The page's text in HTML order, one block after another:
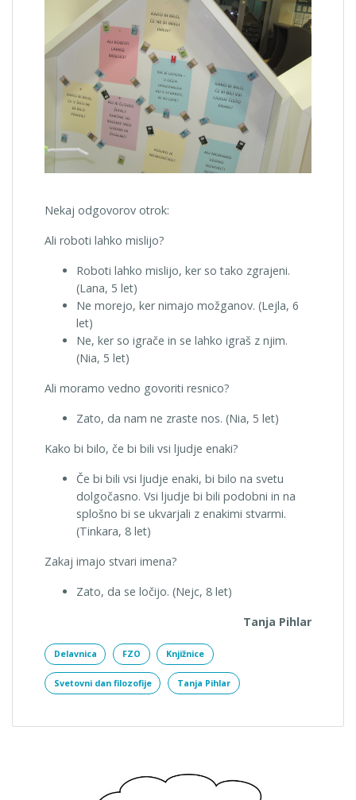
Nekaj odgovorov otrok:
Ali roboti lahko mislijo?
Roboti lahko mislijo, ker so tako zgrajeni.
(Lana, 5 let)
Ne morejo, ker nimajo možganov. (Lejla, 6
let)
Ne, ker so igrače in se lahko igraš z njim.
(Nia, 5 let)
Ali moramo vedno govoriti resnico?
Zato, da nam ne zraste nos. (Nia, 5 let)
Kako bi bilo, če bi bili vsi ljudje enaki?
Če bi bili vsi ljudje enaki, bi bilo na svetu
dolgočasno. Vsi ljudje bi bili podobni in na
splošno bi se ukvarjali z enakimi stvarmi.
(Tinkara, 8 let)
Zakaj imajo stvari imena?
Zato, da se ločijo. (Nejc, 8 let)
Tanja Pihlar
Delavnica FZO Knjižnice
Svetovni dan filozofije Tanja Pihlar